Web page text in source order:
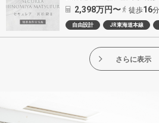
2,398万円〜 徒歩16分
自由設計 JR東海道本線
さらに表示